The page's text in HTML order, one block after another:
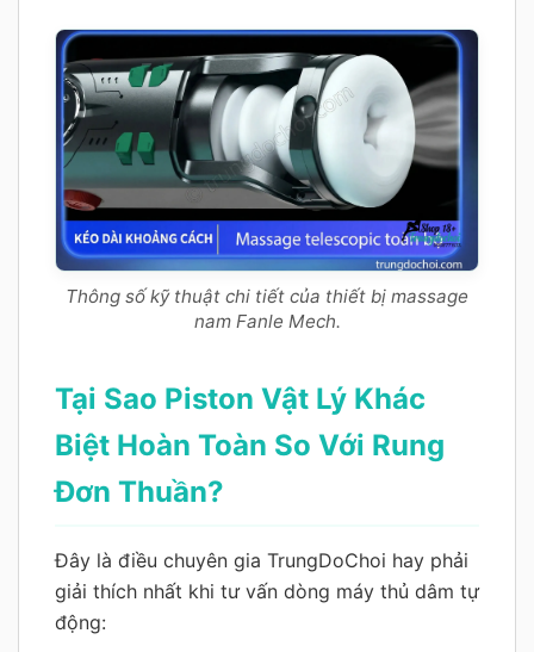
Thông số kỹ thuật chi tiết của thiết bị massage
nam Fanle Mech.
Tại Sao Piston Vật Lý Khác
Biệt Hoàn Toàn So Với Rung
Đơn Thuần?
Đây là điều chuyên gia TrungDoChoi hay phải
giải thích nhất khi tư vấn dòng máy thủ dâm tự
động: